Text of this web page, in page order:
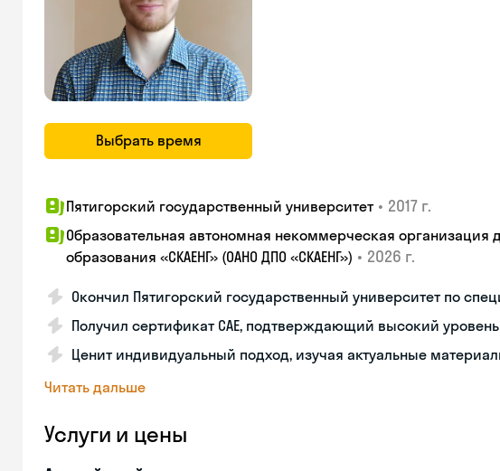
Выбрать время
Пятигорский государственный университет • 2017 г.
Образовательная автономная некоммерческая организация
образования «СКАЕНГ» (ОАНО ДПО «СКАЕНГ») • 2026 г.
Окончил Пятигорский государственный университет по
Получил сертификат CAE, подтверждающий высокий
Ценит индивидуальный подход, изучая актуальные
Читать дальше
Услуги и цены